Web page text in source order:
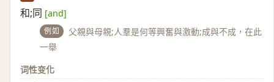
和;同 [and]
例如
父親與母親;人羣是何等興奮與激動;成與不成，在此
一舉
词性变化